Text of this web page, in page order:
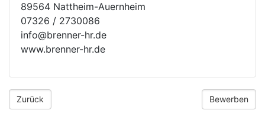
89564 Nattheim-Auernheim
07326 / 2730086
info@brenner-hr.de
www.brenner-hr.de